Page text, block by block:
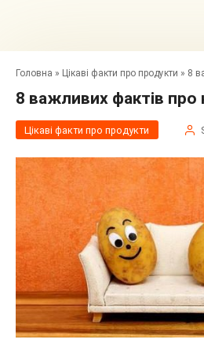
Головна » Цікаві факти про продукти » 8
8 важливих фактів
Цікаві факти про продукти